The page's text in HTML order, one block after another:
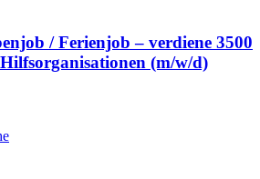
/ Ferienjob – verdiene 3500
(m/w/d)